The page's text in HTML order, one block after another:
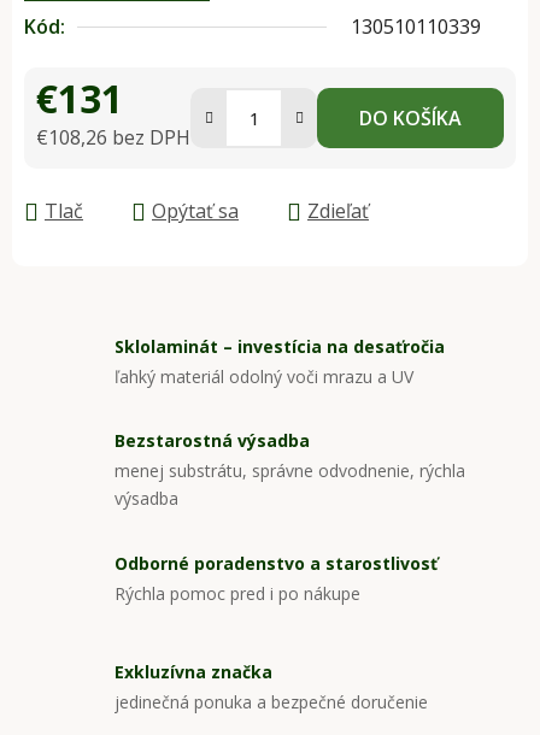
Kód:
130510110339
€131
€108,26 bez DPH
DO KOŠÍKA
Tlač Opýtať sa Zdieľať
Sklolaminát – investícia na desaťročia
ľahký materiál odolný voči mrazu a UV
Bezstarostná výsadba
menej substrátu, správne odvodnenie, rýchla
výsadba
Odborné poradenstvo a starostlivosť
Rýchla pomoc pred i po nákupe
Exkluzívna značka
jedinečná ponuka a bezpečné doručenie